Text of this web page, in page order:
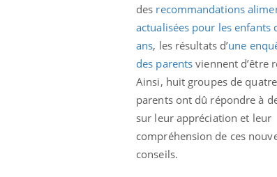
des recommandations
actualisées pour les enfants
ans, les résultats d’une
des parents viennent d’être
Ainsi, huit groupes de
parents ont dû répondre à
sur leur appréciation et leur
compréhension de ces
conseils.
Il y a des sujets qui sont faciles à
d'autres non ! D'un côté, poser des
questions sur la maladie d'un proche